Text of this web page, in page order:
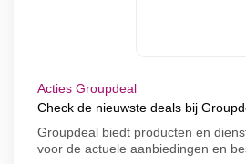
Acties Groupdeal
Check de nieuwste deals bij
Groupdeal biedt producten en
voor de actuele aanbiedingen en